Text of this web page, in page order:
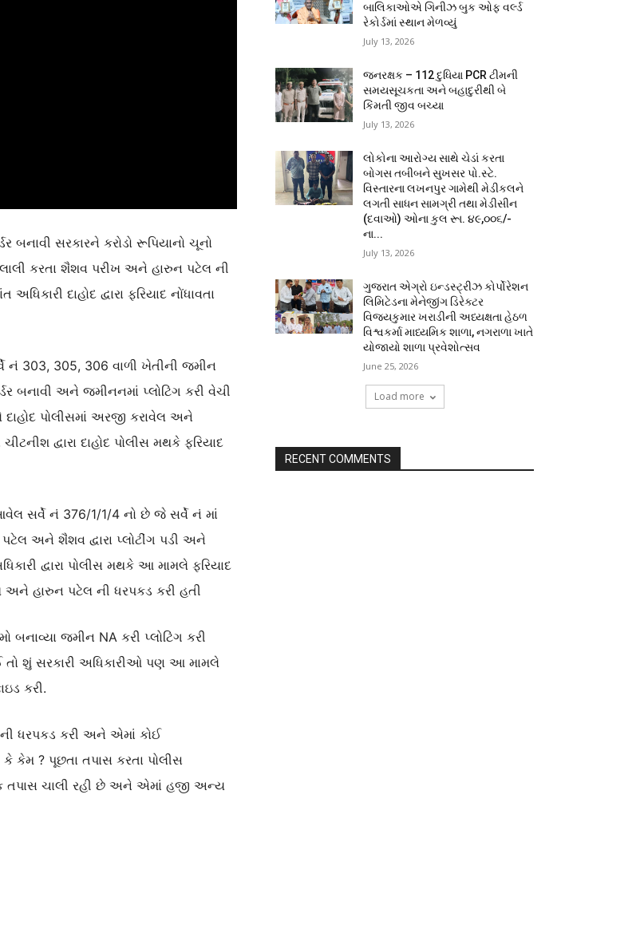
બનાવી સરકારને કરોડો રૂપિયાનો ચૂનો
કરતા શૈશવ પરીખ અને હારુન પટેલ ની
દાહોદ દ્વારા ફરિયાદ નોંધાવતા
નં 303, 305, 306 વાળી ખેતીની જમીન
બનાવી અને જમીનનમાં પ્લોટિંગ કરી વેચી
પોલીસમાં અરજી કરાવેલ અને
દ્વારા દાહોદ પોલીસ મથકે ફરિયાદ
સર્વે નં 376/1/1/4 નો છે જે સર્વે નં માં
પટેલ અને શૈશવ દ્વારા પ્લોટીંગ પડી અને
દ્વારા પોલીસ મથકે આ મામલે ફરિયાદ
અને હારુન પટેલ ની ધરપકડ કરી હતી
બનાવ્યા જમીન NA કરી પ્લોટિંગ કરી
શું સરકારી અધિકારીઓ પણ આ મામલે
કરી.
ધરપકડ કરી અને એમાં કોઈ
કેમ ? પૂછતા તપાસ કરતા પોલીસ
ચાલી રહી છે અને એમાં હજી અન્ય
બાલિકાઓએ ગિનીઝ બુક ઓફ વર્લ્ડ
રેકોર્ડમાં સ્થાન મેળવ્યું
July 13, 2026
જનરક્ષક – 112 દુધિયા PCR ટીમની
સમયસૂચકતા અને બહાદુરીથી બે
કિંમતી જીવ બચ્યા
July 13, 2026
લોકોના આરોગ્ય સાથે ચેડાં કરતા
બોગસ તબીબને સુખસર પો.સ્ટે.
વિસ્તારના લખનપુર ગામેથી મેડીકલને
લગતી સાધન સામગ્રી તથા મેડીસીન
(દવાઓ) ઓના કુલ રૂા. ૪૯,૦૦૬/-
ના...
July 13, 2026
ગુજરાત એગ્રો ઇન્ડસ્ટ્રીઝ કોર્પોરેશન
લિમિટેડના મેનેજીંગ ડિરેક્ટર
વિજયકુમાર ખરાડીની અધ્યક્ષતા હેઠળ
વિશ્વકર્મા માધ્યમિક શાળા, નગરાળા ખાતે
યોજાયો શાળા પ્રવેશોત્સવ
June 25, 2026
Load more
RECENT COMMENTS